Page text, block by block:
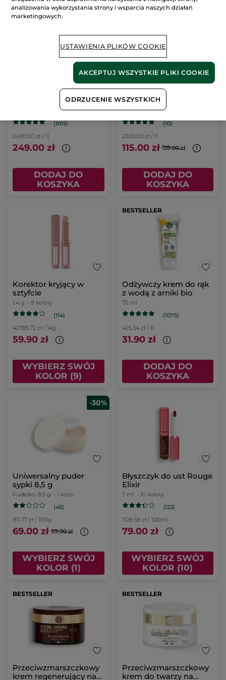
Woda toaletowa
(1015)
2490.00 zł / 1l
249.00 zł
DODAJ DO
KOSZYKA
Krem dodający blasku
50 ml
Słoiczek 50 ml
(10)
2300.00 zł / 1l
115.00 zł 159.00 zł
DODAJ DO
KOSZYKA
Korektor kryjący w
sztyfcie
1.4 g - 9 kolory
(114)
42785.72 zł / 1kg
59.90 zł
WYBIERZ SWÓJ
KOLOR (9)
BESTSELLER
Odżywczy krem do rąk
z wodą z arniki bio
75 ml
(1075)
425.34 zł / 1l
31.90 zł
DODAJ DO
KOSZYKA
-30%
Uniwersalny puder
sypki 8,5 g
Pudełko 8.5 g - 1 kolor
(45)
811.77 zł / 100g
69.00 zł 99.00 zł
WYBIERZ SWÓJ
KOLOR (1)
Błyszczyk do ust Rouge
Elixir
7 ml - 10 kolory
(122)
1128.58 zł / 100ml
79.00 zł
WYBIERZ SWÓJ
KOLOR (10)
BESTSELLER
Przeciwzmarszczkowy
krem regenerujący na
BESTSELLER
Przeciwzmarszczkowy
krem do twarzy na
analizowania wykorzystania strony i wsparcia naszych działań
marketingowych.
USTAWIENIA PLIKÓW COOKIE
ODRZUCENIE WSZYSTKICH
AKCEPTUJ WSZYSTKIE PLIKI COOKIE